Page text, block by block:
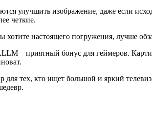
улучшить изображение, даже если
четкие.
хотите настоящего погружения, лучше
– приятный бонус для геймеров.
тех, кто ищет большой и яркий